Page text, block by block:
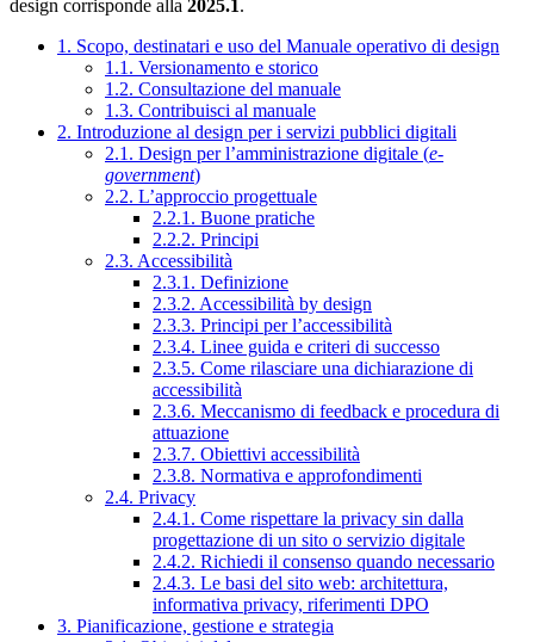
design corrisponde alla 2025.1.
1. Scopo, destinatari e uso del Manuale operativo di design
1.1. Versionamento e storico
1.2. Consultazione del manuale
1.3. Contribuisci al manuale
2. Introduzione al design per i servizi pubblici digitali
2.1. Design per l’amministrazione digitale (e-
government)
2.2. L’approccio progettuale
2.2.1. Buone pratiche
2.2.2. Principi
2.3. Accessibilità
2.3.1. Definizione
2.3.2. Accessibilità by design
2.3.3. Principi per l’accessibilità
2.3.4. Linee guida e criteri di successo
2.3.5. Come rilasciare una dichiarazione di
accessibilità
2.3.6. Meccanismo di feedback e procedura di
attuazione
2.3.7. Obiettivi accessibilità
2.3.8. Normativa e approfondimenti
2.4. Privacy
2.4.1. Come rispettare la privacy sin dalla
progettazione di un sito o servizio digitale
2.4.2. Richiedi il consenso quando necessario
2.4.3. Le basi del sito web: architettura,
informativa privacy, riferimenti DPO
3. Pianificazione, gestione e strategia